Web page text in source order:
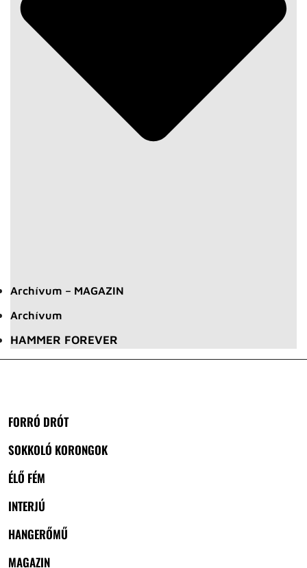
Archívum – MAGAZIN
Archívum
HAMMER FOREVER
FORRÓ DRÓT
SOKKOLÓ KORONGOK
ÉLŐ FÉM
INTERJÚ
HANGERŐMŰ
MAGAZIN